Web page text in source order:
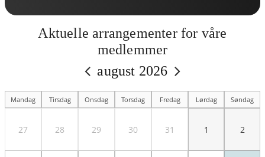
Aktuelle arrangementer for våre
medlemmer
august 2026
Mandag Tirsdag Onsdag Torsdag Fredag Lørdag Søndag
27 28 29 30 31 1 2